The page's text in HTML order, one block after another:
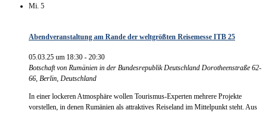
Mi. 5
Abendveranstaltung am Rande der weltgrößten Reisemesse ITB 25
05.03.25 um 18:30 - 20:30
Botschaft von Rumänien in der Bundesrepublik Deutschland Dorotheenstraße 62-
66, Berlin, Deutschland
In einer lockeren Atmosphäre wollen Tourismus-Experten mehrere Projekte
vorstellen, in denen Rumänien als attraktives Reiseland im Mittelpunkt steht. Aus